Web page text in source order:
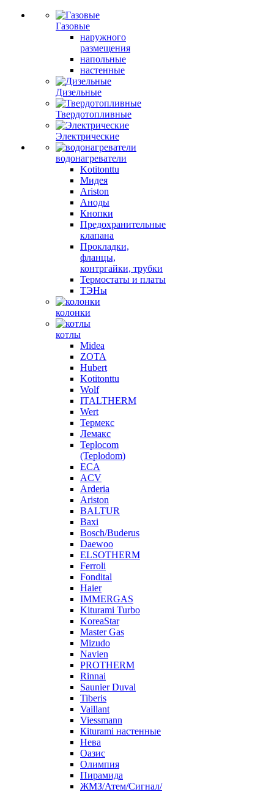
Газовые
наружного
размещения
напольные
настенные
Дизельные
Твердотопливные
Электрические
водонагреватели
Kotitonttu
Мидея
Ariston
Аноды
Кнопки
Предохранительные
клапана
Прокладки,
фланцы,
контргайки, трубки
Термостаты и платы
ТЭНы
колонки
котлы
Midea
ZOTA
Hubert
Kotitonttu
Wolf
ITALTHERM
Wert
Термекс
Лемакс
Teplocom
(Teplodom)
ECA
ACV
Arderia
Ariston
BALTUR
Baxi
Bosch/Buderus
Daewoo
ELSOTHERM
Ferroli
Fondital
Haier
IMMERGAS
Kiturami Turbo
KoreaStar
Master Gas
Mizudo
Navien
PROTHERM
Rinnai
Saunier Duval
Tiberis
Vaillant
Viessmann
Кiturami настенные
Нева
Оазис
Олимпия
Пирамида
ЖМЗ/Атем/Сигнал/